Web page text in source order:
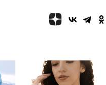
Жителя Нижнего
Тагила арестовали за реакции
снимет триллер для Netflix
вчера, 22:20Турция призвала